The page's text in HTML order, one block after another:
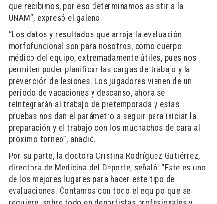
que recibimos, por eso determinamos asistir a la
UNAM”, expresó el galeno.
“Los datos y resultados que arroja la evaluación
morfofuncional son para nosotros, como cuerpo
médico del equipo, extremadamente útiles, pues nos
permiten poder planificar las cargas de trabajo y la
prevención de lesiones. Los jugadores vienen de un
periodo de vacaciones y descanso, ahora se
reintegrarán al trabajo de pretemporada y estas
pruebas nos dan el parámetro a seguir para iniciar la
preparación y el trabajo con los muchachos de cara al
próximo torneo”, añadió.
Por su parte, la doctora Cristina Rodríguez Gutiérrez,
directora de Medicina del Deporte, señaló: “Este es uno
de los mejores lugares para hacer este tipo de
evaluaciones. Contamos con todo el equipo que se